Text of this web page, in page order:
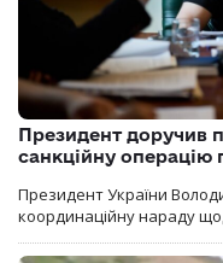
Президент доручив
санкційну операцію
Президент України
координаційну нараду